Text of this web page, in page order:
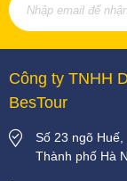
Công ty TNHH
BesTour
Số 23 ngõ
Thành phố Hà